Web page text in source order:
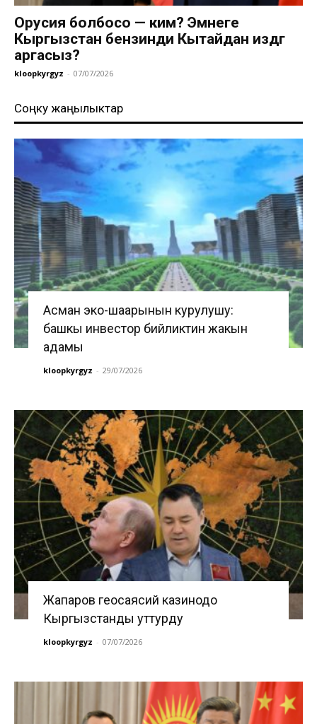
Орусия болбосо — ким? Эмнеге
Кыргызстан бензинди Кытайдан издөөгө
аргасыз?
kloopkyrgyz - 07/07/2026
Соңку жаңылыктар
Асман эко-шаарынын курулушу:
башкы инвестор бийликтин жакын
адамы
kloopkyrgyz - 29/07/2026
Жапаров геосаясий казинодо
Кыргызстанды уттурду
kloopkyrgyz - 07/07/2026